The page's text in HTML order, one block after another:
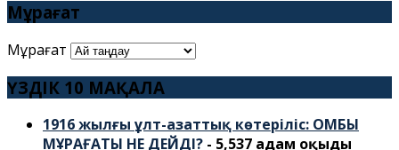
Мұрағат
Мұрағат
ҮЗДІК 10 МАҚАЛА
1916 жылғы ұлт-азаттық көтеріліс: ОМБЫ
МҰРАҒАТЫ НЕ ДЕЙДІ? - 5,537 адам оқыды